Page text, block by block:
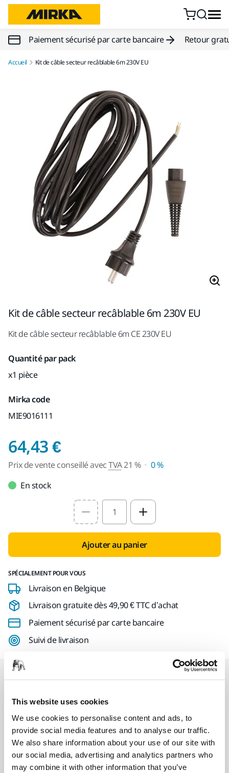
This website uses cookies
We use cookies to personalise content and ads, to
provide social media features and to analyse our traffic.
We also share information about your use of our site with
our social media, advertising and analytics partners who
may combine it with other information that you’ve
Paiement sécurisé par carte bancaire Retour
Accueil Kit de câble secteur recâblable 6m 230V EU
Kit de câble secteur recâblable 6m 230V EU
Kit de câble secteur recâblable 6m CE 230V EU
Quantité par pack
x1 pièce
Mirka code
MIE9016111
64,43 €Prix de vente
Prix de vente conseillé avecTVA21 %
0 %
En stock
Select quantity value
Ajouter au panier
SPÉCIALEMENT POUR VOUS
Livraison en Belgique
Livraison gratuite dès 49,90 € TTC d’achat
Paiement sécurisé par carte bancaire
Suivi de livraison
SAV Mirka exclusif
Service client Mirka
Garantie 2 ans + 1 an offert pour les outils